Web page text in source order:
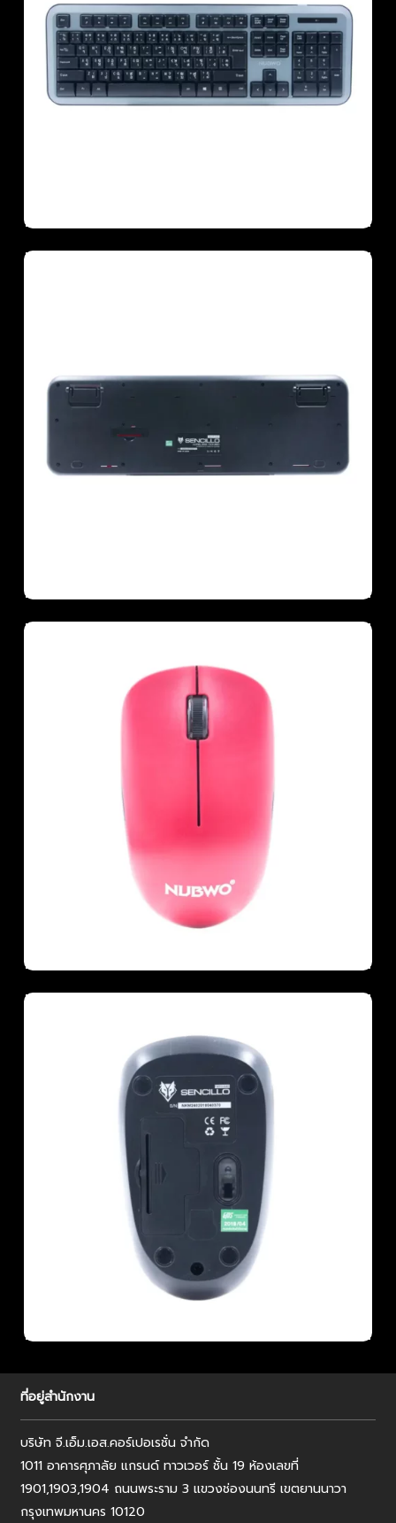
ที่อยู่สำนักงาน
บริษัท จี.เอ็ม.เอส.คอร์เปอเรชั่น จำกัด
1011 อาคารศุภาลัย แกรนด์ ทาวเวอร์ ชั้น 19 ห้องเลขที่
1901,1903,1904 ถนนพระราม 3 แขวงช่องนนทรี เขตยานนาวา
กรุงเทพมหานคร 10120